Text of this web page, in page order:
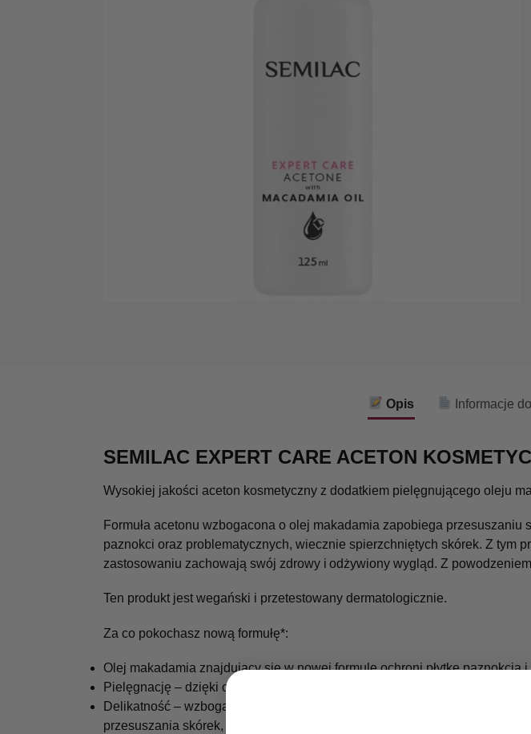
Opis Informacje
SEMILAC EXPERT CARE ACETON
Wysokiej jakości aceton kosmetyczny z dodatkiem pielęgnującego oleju
Formuła acetonu wzbogacona o olej makadamia zapobiega
paznokci oraz problematycznych, wiecznie spierzchniętych skórek. Z tym
zastosowaniu zachowają swój zdrowy i odżywiony wygląd. Z
Ten produkt jest wegański i przetestowany dermatologicznie.
Za co pokochasz nową formułę*:
Olej makadamia znajdujący się w nowej formule ochroni płytkę paznokcia
Pielęgnację – dzięki czemu skórki wyglądają na zdrowe i odżywione,
Delikatność – wzbogacona o olej makadamia formuła doskonale
przesuszania skórek, dzięki czemu z powodzeniem może służyć do